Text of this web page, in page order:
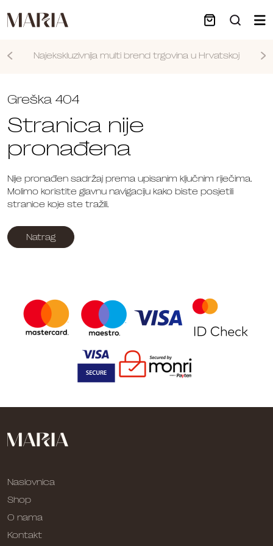
Najekskluzivnija multi brend trgovina u Hrvatskoj
Greška 404
Stranica nije
pronađena
Nije pronađen sadržaj prema upisanim ključnim riječima.
Molimo koristite glavnu navigaciju kako biste posjetili
stranice koje ste tražili.
Natrag
Naslovnica
Shop
O nama
Kontakt